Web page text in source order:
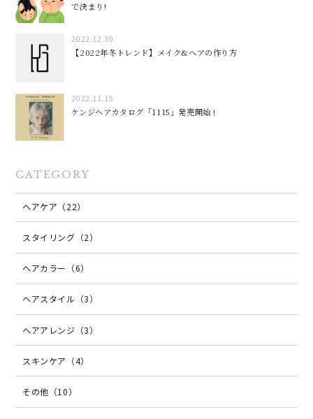
で決まり!
2022.12.30
【2022年冬トレンド】メイク&ヘアの作り方
2022.11.15
ケンジヘアカタログ「1115」発売開始 !
CATEGORY
ヘアケア（22）
スタイリング（2）
ヘアカラー（6）
ヘアスタイル（3）
ヘアアレンジ（3）
スキンケア（4）
その他（10）